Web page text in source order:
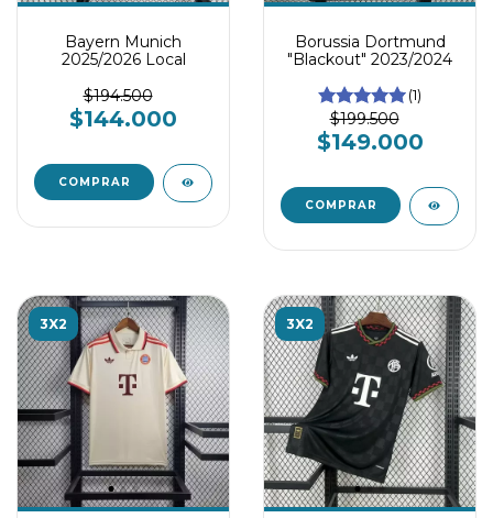
Bayern Munich
2025/2026 Local
$194.500
$144.000
COMPRAR
Borussia Dortmund
"Blackout" 2023/2024
(1)
$199.500
$149.000
COMPRAR
3X2 3X2